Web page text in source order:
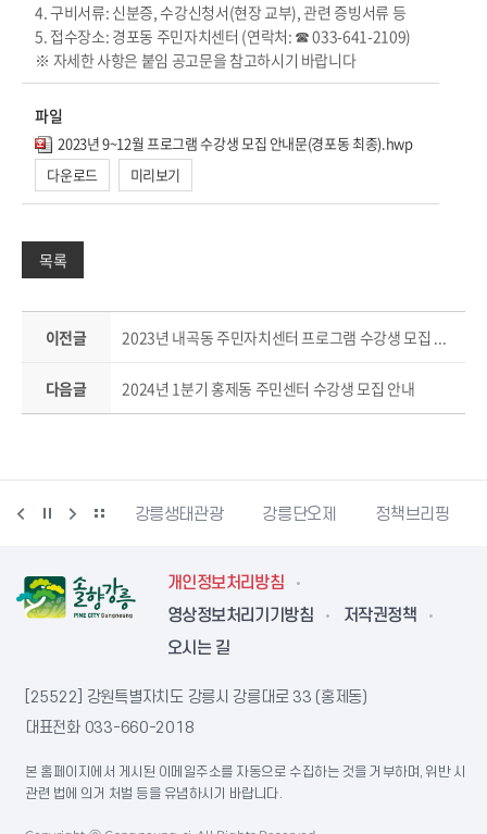
4. 구비서류: 신분증, 수강신청서(현장 교부), 관련 증빙서류 등
5. 접수장소: 경포동 주민자치센터 (연락처: ☎ 033-641-2109)
※ 자세한 사항은 붙임 공고문을 참고하시기 바랍니다
파일
2023년 9~12월 프로그램 수강생 모집 안내문(경포동 최종).hwp
다운로드
미리보기
목록
이전글 2023년 내곡동 주민자치센터 프로그램 수강생 모집 안내
다음글 2024년 1분기 홍제동 주민센터 수강생 모집 안내
동물사랑센터 강릉생태관광 강릉단오제 정책브리핑
개인정보처리방침
영상정보처리기기방침
저작권정책
오시는 길
[25522] 강원특별자치도 강릉시 강릉대로 33 (홍제동)
대표전화 033-660-2018
본 홈페이지에서 게시된 이메일주소를 자동으로 수집하는 것을 거부하며, 위반 시
관련 법에 의거 처벌 등을 유념하시기 바랍니다.